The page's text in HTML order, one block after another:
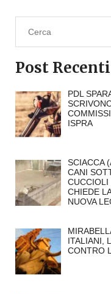
Post Recenti
PDL
ISPRA
SCIACCA
CANI
CUCCIOLI
CHIEDE
NUOVA
ITALIANI,
CONTRO